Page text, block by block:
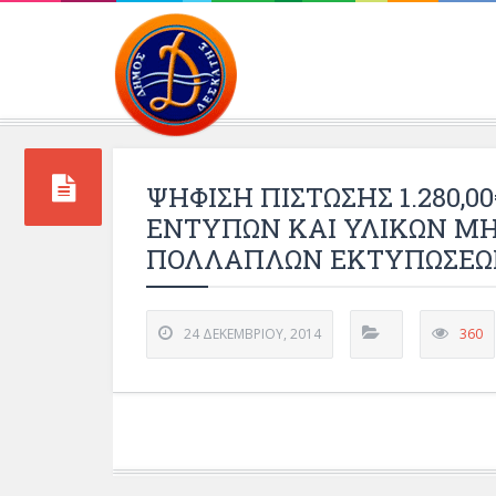
ΨΗΦΙΣΗ ΠΙΣΤΩΣΗΣ
ΕΝΤΥΠΩΝ ΚΑΙ ΥΛΙΚΩΝ
ΠΟΛΛΑΠΛΩΝ
24 ΔΕΚΕΜΒΡΊΟΥ, 2014 360